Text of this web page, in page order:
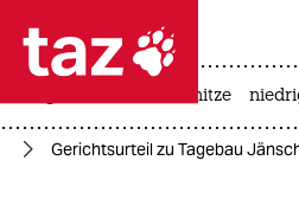
 taz zahl ich
taz zahl ich
hitze
Gerichtsurteil zu Tagebau